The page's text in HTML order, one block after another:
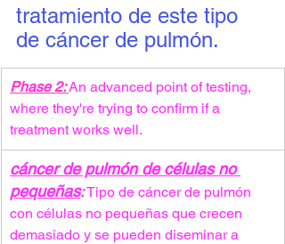
tratamiento de este tipo
de cáncer de pulmón.
Phase 2: An advanced point of testing,
where they're trying to confirm if a
treatment works well.
cáncer de pulmón de células no
pequeñas: Tipo de cáncer de pulmón
con células no pequeñas que crecen
demasiado y se pueden diseminar a